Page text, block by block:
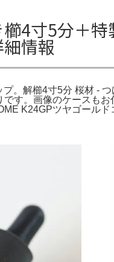
寸5分＋特
情報
。解櫛4寸5分 桜材 -
す。画像のケースも
K24GPツヤゴール